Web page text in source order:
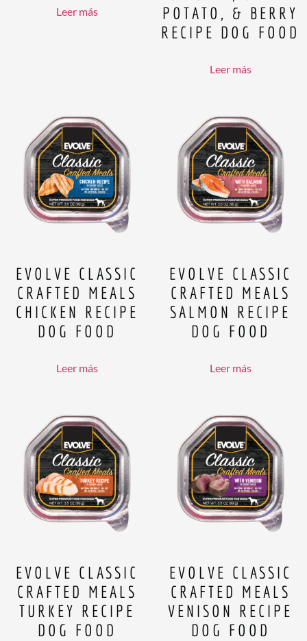
Leer más
POTATO, & BERRY
RECIPE DOG FOOD
Leer más
EVOLVE CLASSIC
CRAFTED MEALS
CHICKEN RECIPE
DOG FOOD
Leer más
EVOLVE CLASSIC
CRAFTED MEALS
SALMON RECIPE
DOG FOOD
Leer más
EVOLVE CLASSIC
CRAFTED MEALS
TURKEY RECIPE
DOG FOOD
EVOLVE CLASSIC
CRAFTED MEALS
VENISON RECIPE
DOG FOOD